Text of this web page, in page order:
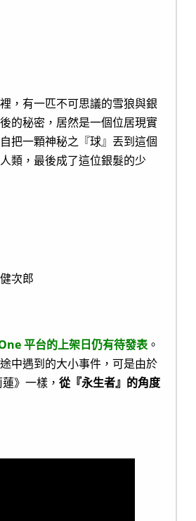
，有一匹不可思議的雪狼與銀
的秘密，居然是一個位居現實
把一顆神秘之『球』丟到這個
類，最後成了這位銀髮的少
次郎
平台的上架日仍有待發表。
中遇到的大小事件，可是由於
》一樣， 從『永生者』的角度